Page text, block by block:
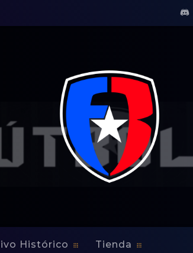
Histórico Tienda